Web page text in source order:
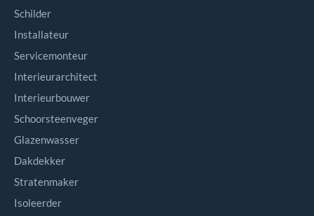
Schilder
Installateur
Servicemonteur
Interieurarchitect
Interieurbouwer
Schoorsteenveger
Glazenwasser
Dakdekker
Stratenmaker
Isoleerder